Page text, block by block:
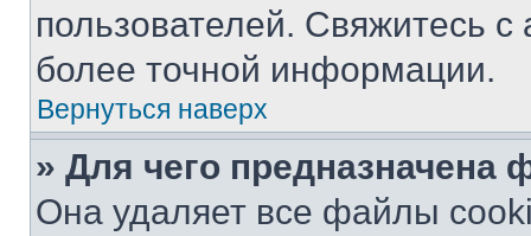
пользователей. Свяжитесь
более точной информации.
Вернуться наверх
» Для чего предназначена
Она удаляет все файлы